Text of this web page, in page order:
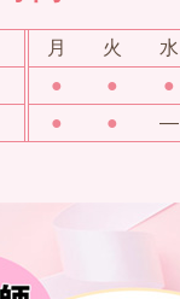
月 火 水
● ● ●
● ● ―